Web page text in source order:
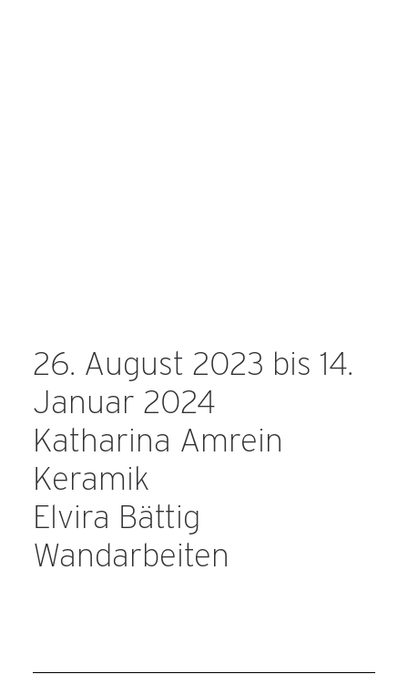
26. August 2023 bis 14.
Januar 2024
Katharina Amrein
Keramik
Elvira Bättig
Wandarbeiten